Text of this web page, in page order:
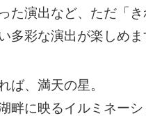
た演出など、ただ「
多彩な演出が楽しめま
ば、満天の星。
畔に映るイルミネー